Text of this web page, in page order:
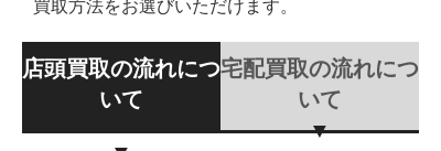
買取方法をお選びいただけます。
店頭買取の流れにつ
いて
宅配買取の流れにつ
いて